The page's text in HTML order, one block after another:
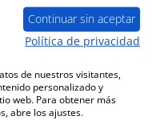
01058779
10 semanas
Continuar sin aceptar
Política de privacidad
de nuestros visitantes,
personalizado y
web. Para obtener más
abre los ajustes.